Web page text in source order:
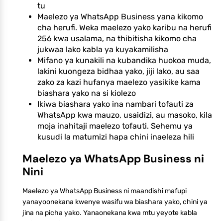
tu
Maelezo ya WhatsApp Business yana kikomo
cha herufi. Weka maelezo yako karibu na herufi
256 kwa usalama, na thibitisha kikomo cha
jukwaa lako kabla ya kuyakamilisha
Mifano ya kunakili na kubandika huokoa muda,
lakini kuongeza bidhaa yako, jiji lako, au saa
zako za kazi hufanya maelezo yasikike kama
biashara yako na si kiolezo
Ikiwa biashara yako ina nambari tofauti za
WhatsApp kwa mauzo, usaidizi, au masoko, kila
moja inahitaji maelezo tofauti. Sehemu ya
kusudi la matumizi hapa chini inaeleza hili
Maelezo ya WhatsApp Business ni
Nini
Maelezo ya WhatsApp Business ni maandishi mafupi
yanayoonekana kwenye wasifu wa biashara yako, chini ya
jina na picha yako. Yanaonekana kwa mtu yeyote kabla